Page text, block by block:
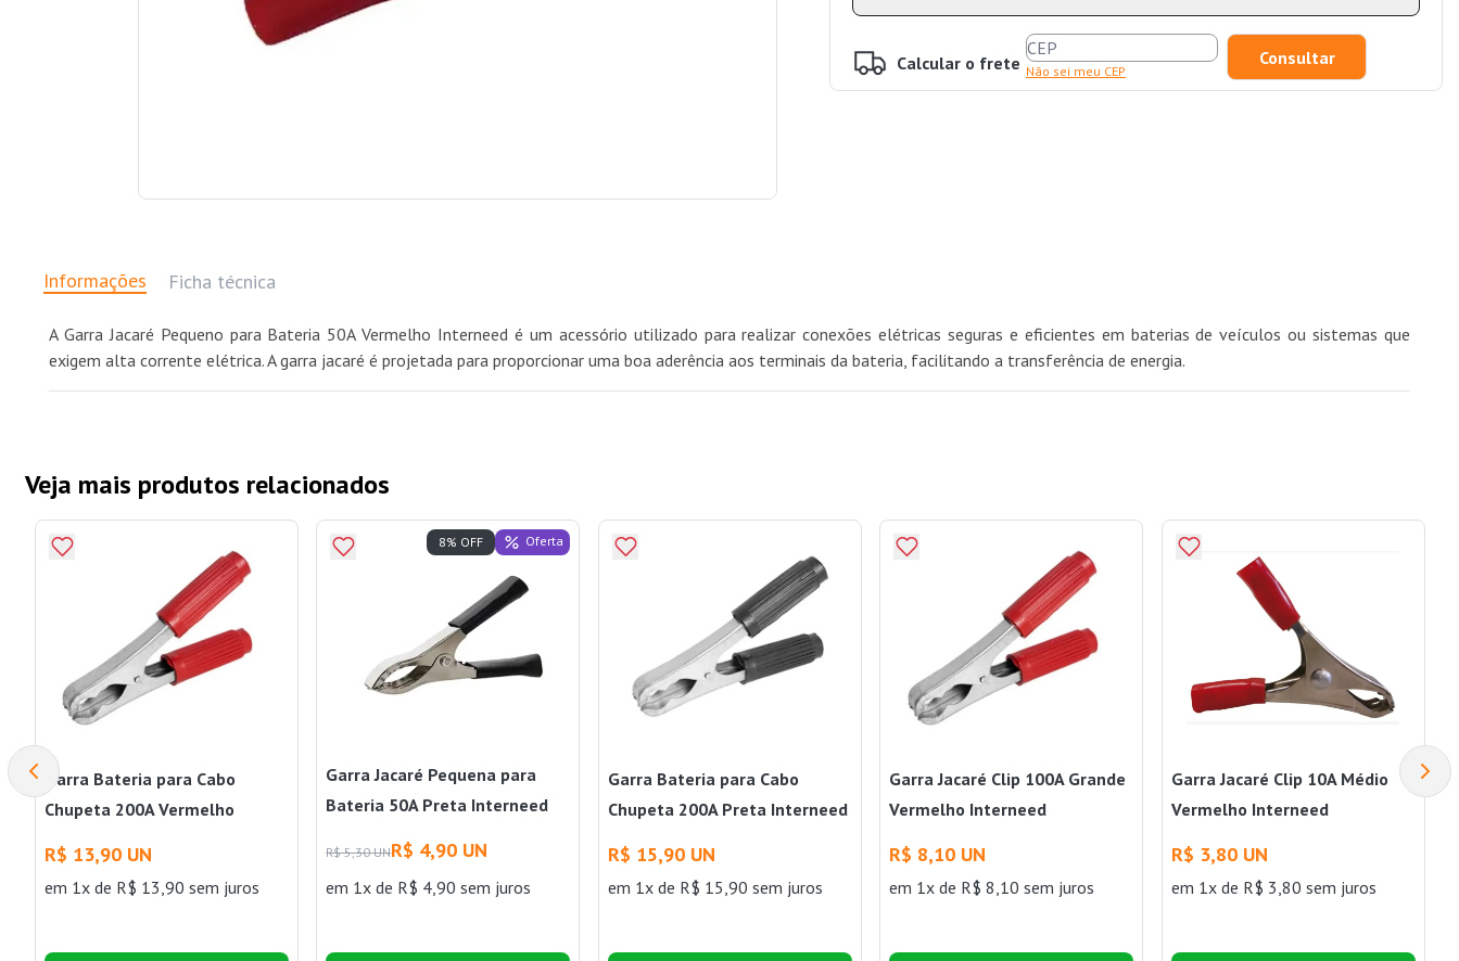
Calcular o frete Não sei meu CEP
Informações Ficha técnica
A Garra Jacaré Pequeno para Bateria 50A Vermelho Interneed é um acessório utilizado para realizar conexões elétricas seguras e eficientes em baterias de veículos ou sistemas que
exigem alta corrente elétrica. A garra jacaré é projetada para proporcionar uma boa aderência aos terminais da bateria, facilitando a transferência de energia.
Veja mais produtos relacionados
Garra Bateria para Cabo
Chupeta 200A Vermelho
R$ 13,90 UN
em 1x de R$ 13,90 sem juros
Garra Jacaré Pequena para
Bateria 50A Preta Interneed
R$ 5,30 UNR$ 4,90 UN
em 1x de R$ 4,90 sem juros
8% OFF Oferta
Garra Bateria para Cabo
Chupeta 200A Preta Interneed
R$ 15,90 UN
em 1x de R$ 15,90 sem juros
Garra Jacaré Clip 100A Grande
Vermelho Interneed
R$ 8,10 UN
em 1x de R$ 8,10 sem juros
Garra Jacaré Clip 10A Médio
Vermelho Interneed
R$ 3,80 UN
em 1x de R$ 3,80 sem juros